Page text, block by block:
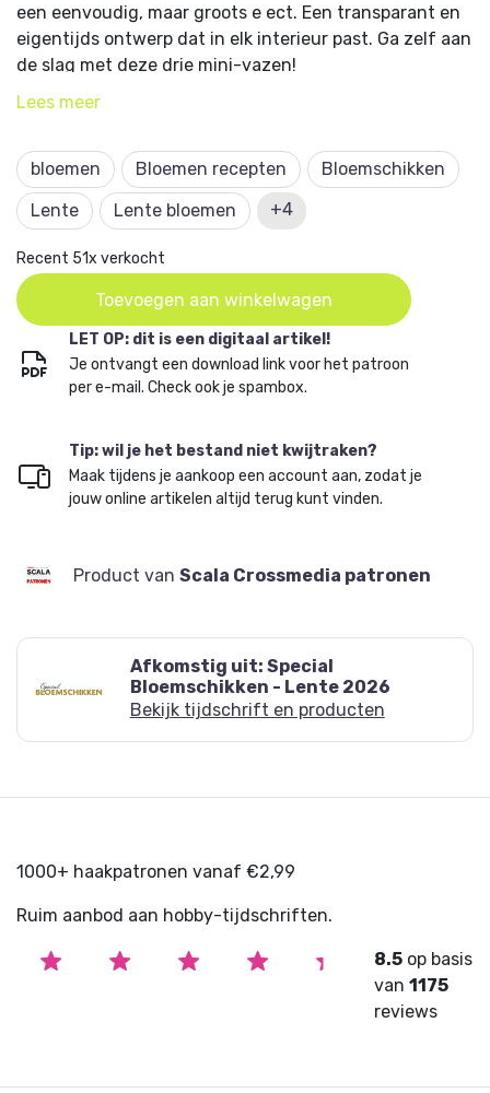
een eenvoudig, maar groots e ect. Een transparant en
eigentijds ontwerp dat in elk interieur past. Ga zelf aan
de slag met deze drie mini-vazen!
Dit project komt uit het eerste nummer Bloemschikken
vakmanschap die je al jaren van Ilse kent.
Lees meer
bloemen Bloemen recepten
Bloemschikken
Lente
Lente bloemen +4
Recent 51x verkocht
Toevoegen aan winkelwagen
LET OP: dit is een digitaal artikel!
Je ontvangt een download link voor het patroon
per e-mail. Check ook je spambox.
Tip: wil je het bestand niet kwijtraken?
Maak tijdens je aankoop een account aan, zodat je
jouw online artikelen altijd terug kunt vinden.
Product van Scala Crossmedia patronen
Afkomstig uit: Special
Bloemschikken - Lente 2026
Bekijk tijdschrift en producten
1000+ haakpatronen vanaf €2,99
Ruim aanbod aan hobby-tijdschriften.
8.5 op basis
van1175
reviews